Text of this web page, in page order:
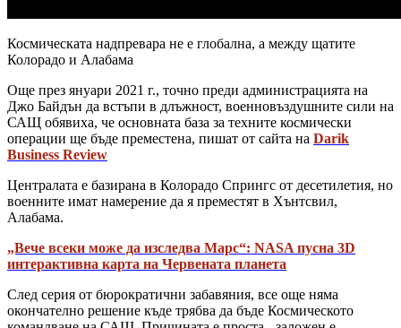
Космическата надпревара не е глобална, а между щатите
Колорадо и Алабама
Още през януари 2021 г., точно преди администрацията на
Джо Байдън да встъпи в длъжност, военновъздушните сили на
САЩ обявиха, че основната база за техните космически
операции ще бъде преместена, пишат от сайта на Darik
Business Review
Централата е базирана в Колорадо Спрингс от десетилетия, но
военните имат намерение да я преместят в Хънтсвил,
Алабама.
„Вече всеки може да изследва Марс“: NASA пусна 3D
интерактивна карта на Червената планета
След серия от бюрократични забавяния, все още няма
окончателно решение къде трябва да бъде Космическото